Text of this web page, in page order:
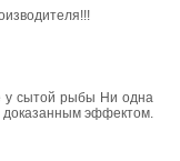
у сытой рыбы Ни одна
доказанным эффектом.